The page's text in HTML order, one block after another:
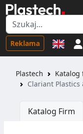
Reklama
Plastech
Katalog
Clariant Plastics
Katalog Firm